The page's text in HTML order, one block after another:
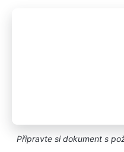
Připravte si dokument s